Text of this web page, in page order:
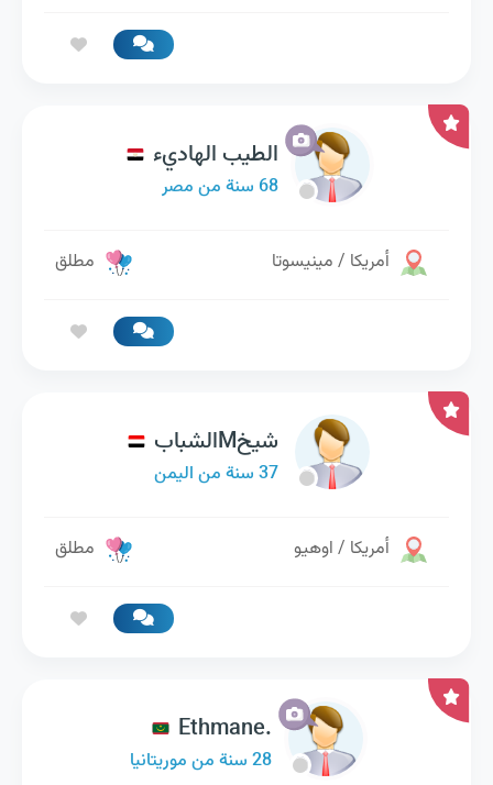
الطيب الهاديء
68 سنة من مصر
أمريكا / مينيسوتا مطلق
شيخMالشباب
37 سنة من اليمن
أمريكا / اوهيو مطلق
Ethmane.
28 سنة من موريتانيا